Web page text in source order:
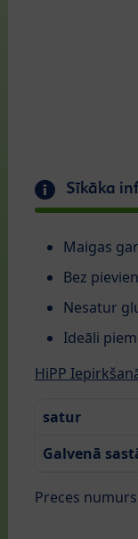
Sīkāka
Maigas
Bez
Nesatur
Ideāli
HiPP
satur
Galvenā
Preces